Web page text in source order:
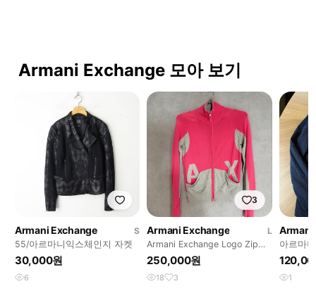
Armani Exchange 모아 보기
Armani Exchange
S
55/아르마니익스체인지 자켓
30,000원
6
3
Armani Exchange
L
Armani Exchange Logo Zip
Knit Jacket
250,000원
18 3
Armani
아르마
자켓 100
1